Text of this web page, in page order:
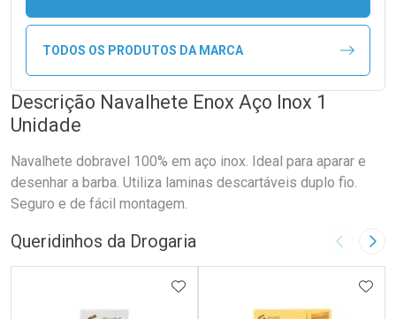
TODOS OS PRODUTOS DA MARCA
Descrição Navalhete Enox Aço Inox 1
Unidade
Navalhete dobravel 100% em aço inox. Ideal para aparar e
desenhar a barba. Utiliza laminas descartáveis duplo fio.
Seguro e de fácil montagem.
Queridinhos da Drogaria Imagem
ADICIONAR AOS FAVORITOS